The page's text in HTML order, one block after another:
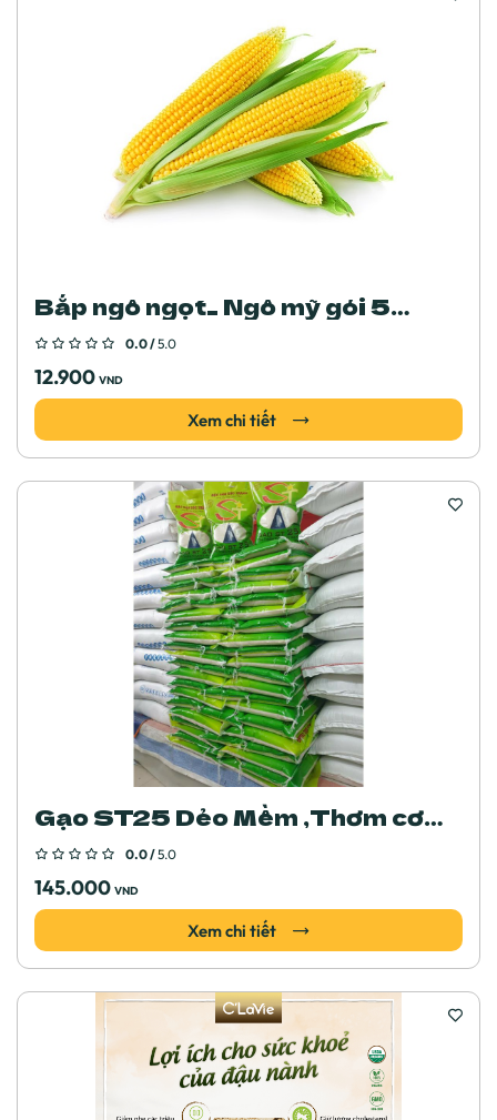
Bắp ngô ngọt_ Ngô mỹ gói 5
gram
0.0 /5.0
12.900 VND
Xem chi tiết
Gạo ST25 Dẻo Mềm ,Thơm cơm (
bao 5kg)
0.0 /5.0
145.000 VND
Xem chi tiết